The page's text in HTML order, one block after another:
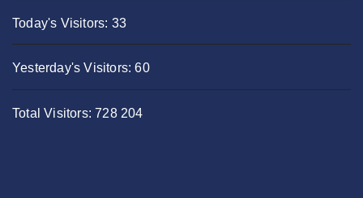
Today's Visitors: 33
Yesterday's Visitors:60
Total Visitors:728 204